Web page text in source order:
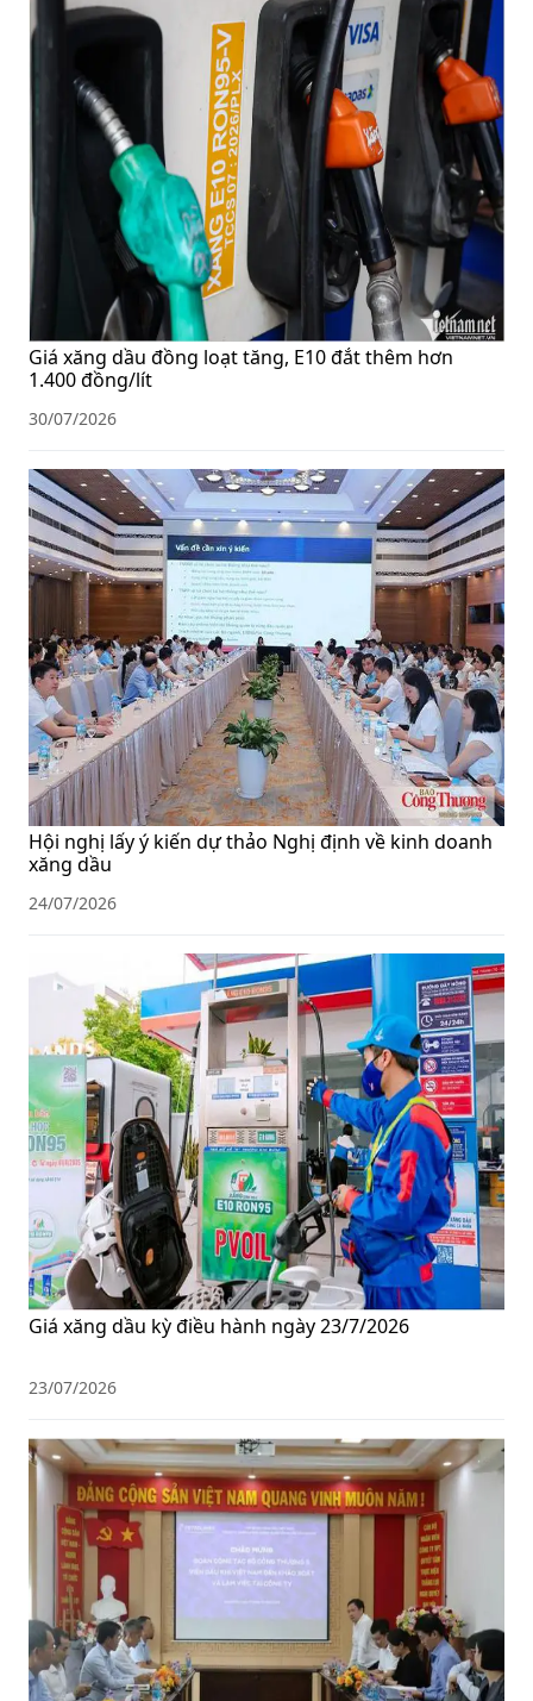
Giá xăng dầu đồng loạt tăng, E10 đắt thêm hơn
1.400 đồng/lít
30/07/2026
Hội nghị lấy ý kiến dự thảo Nghị định về kinh doanh
xăng dầu
24/07/2026
Giá xăng dầu kỳ điều hành ngày 23/7/2026
23/07/2026